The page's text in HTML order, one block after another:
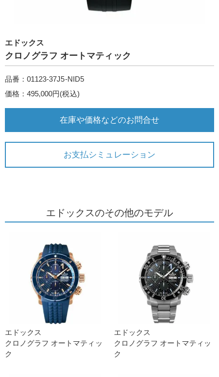
エドックス
クロノグラフ オートマティック
品番：01123-37J5-NID5
価格：495,000円(税込)
在庫や価格などのお問合せ
お支払シミュレーション
エドックスのその他のモデル
エドックス
クロノグラフ オートマティッ
ク
エドックス
クロノグラフ オートマティッ
ク